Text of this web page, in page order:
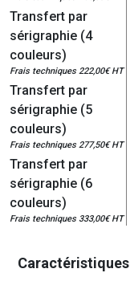
Transfert par
sérigraphie (4
couleurs)
Frais techniques 222,00€ HT
Transfert par
sérigraphie (5
couleurs)
Frais techniques 277,50€ HT
Transfert par
sérigraphie (6
couleurs)
Frais techniques 333,00€ HT
Caractéristiques